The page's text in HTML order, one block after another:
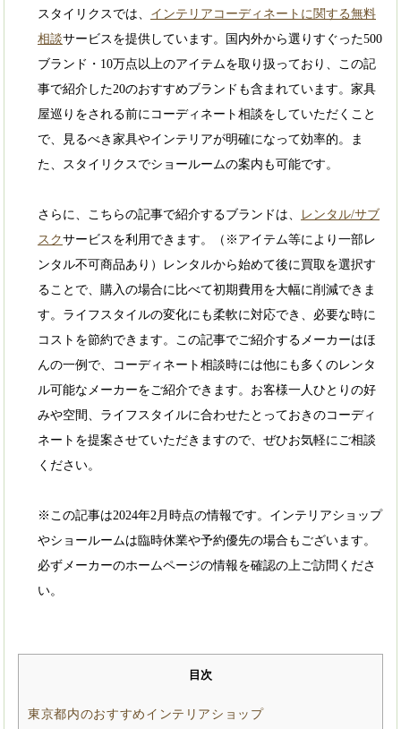
スタイリクスでは、 インテリアコーディネートに関する無料
相談サービスを提供しています。国内外から選りすぐった500
ブランド・10万点以上のアイテムを取り扱っており、この記
事で紹介した20のおすすめブランドも含まれています。家具
屋巡りをされる前にコーディネート相談をしていただくこと
で、見るべき家具やインテリアが明確になって効率的。ま
た、スタイリクスでショールームの案内も可能です。
さらに、こちらの記事で紹介するブランドは、
レンタル/サブ
スクサービスを利用できます。（※アイテム等により一部レ
ンタル不可商品あり）レンタルから始めて後に買取を選択す
ることで、購入の場合に比べて初期費用を大幅に削減できま
す。ライフスタイルの変化にも柔軟に対応でき、必要な時に
コストを節約できます。この記事でご紹介するメーカーはほ
んの一例で、コーディネート相談時には他にも多くのレンタ
ル可能なメーカーをご紹介できます。お客様一人ひとりの好
みや空間、ライフスタイルに合わせたとっておきのコーディ
ネートを提案させていただきますので、ぜひお気軽にご相談
ください。
※この記事は2024年2月時点の情報です。インテリアショップ
やショールームは臨時休業や予約優先の場合もございます。
必ずメーカーのホームページの情報を確認の上ご訪問くださ
い。
目次
東京都内のおすすめインテリアショップ